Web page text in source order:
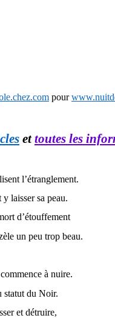
pour
ettoutes les
l’étranglement.
laisser sa peau.
d’étouffement
un peu trop beau.
à nuire.
statut du Noir.
et détruire,